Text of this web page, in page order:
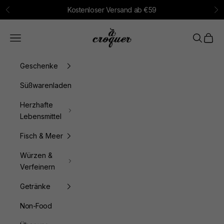
Zum Inhalt springen
Zurück Kostenloser Versand ab €59
à croquer
Menü Suchen
Geschenke
Süßwarenladen
Herzhafte
Lebensmittel
Fisch & Meer
Würzen &
Verfeinern
Getränke
Non-Food